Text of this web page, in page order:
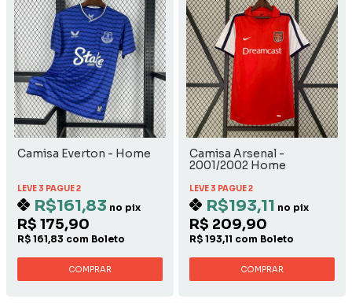
Camisa Everton - Home
LEVE 3 PAGUE 2
R$161,83 no pix
R$ 175,90
R$ 161,83 com Boleto
COMPRAR
Camisa Arsenal -
2001/2002 Home
LEVE 3 PAGUE 2
R$193,11 no pix
R$ 209,90
R$ 193,11 com Boleto
COMPRAR